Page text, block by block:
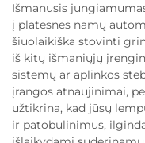
Išmanusis
į platesnes namų
šiuolaikiška stovinti
iš kitų išmaniųjų
sistemų ar aplinkos
įrangos atnaujinimai,
užtikrina, kad jūsų
ir patobulinimus,